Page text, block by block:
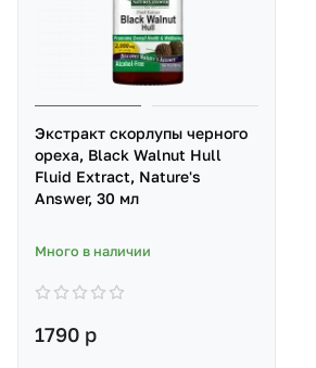
Экстракт скорлупы черного
ореха, Black Walnut Hull
Fluid Extract, Nature's
Answer, 30 мл
Много в наличии
1790 р